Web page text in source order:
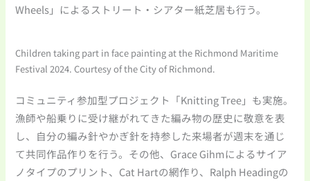
Wheels」によるストリート・シアター紙芝居も行う。
Children taking part in face painting at the Richmond Maritime
Festival 2024. Courtesy of the City of Richmond.
コミュニティ参加型プロジェクト「Knitting Tree」も実施。
漁師や船乗りに受け継がれてきた編み物の歴史に敬意を表
し、自分の編み針やかぎ針を持参した来場者が週末を通じ
て共同作品作りを行う。その他、Grace Gihmによるサイア
ノタイプのプリント、Cat Hartの網作り、Ralph Headingの